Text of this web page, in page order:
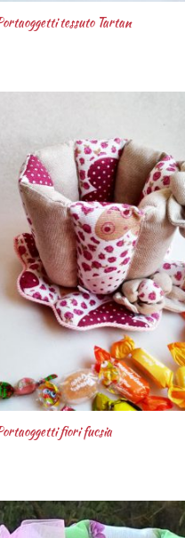
tessuto Tartan
fiori fucsia